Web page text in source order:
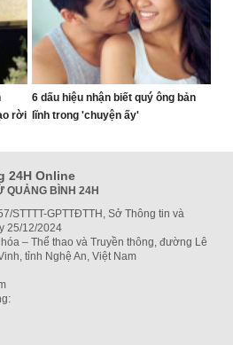
rời
6 dấu hiệu nhận biết quý ông bản
lĩnh trong 'chuyện ấy'
24H Online
QUẢNG BÌNH 24H
STTTT-GPTTĐTTH, Sở Thông tin và
25/12/2024
– Thể thao và Truyền thông, đường Lê
tỉnh Nghệ An, Việt Nam